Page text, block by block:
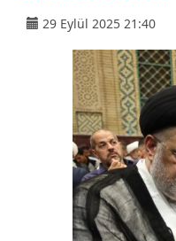
29 Eylül 2025 21:40